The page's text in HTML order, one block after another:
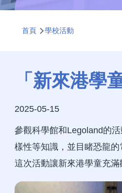
航
結
首頁 學校活動
「新來港學
2025-05-15
參觀科學館和Legoland的
樣性等知識，並目睹恐龍
這次活動讓新來港學童充